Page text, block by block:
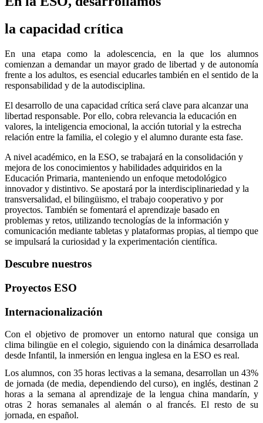
la capacidad crítica
En una etapa como la adolescencia, en la que los alumnos
comienzan a demandar un mayor grado de libertad y de autonomía
frente a los adultos, es esencial educarles también en el sentido de la
responsabilidad y de la autodisciplina.
El desarrollo de una capacidad crítica será clave para alcanzar una
libertad responsable. Por ello, cobra relevancia la educación en
valores, la inteligencia emocional, la acción tutorial y la estrecha
relación entre la familia, el colegio y el alumno durante esta fase.
A nivel académico, en la ESO, se trabajará en la consolidación y
mejora de los conocimientos y habilidades adquiridos en la
Educación Primaria, manteniendo un enfoque metodológico
innovador y distintivo. Se apostará por la interdisciplinariedad y la
transversalidad, el bilingüismo, el trabajo cooperativo y por
proyectos. También se fomentará el aprendizaje basado en
problemas y retos, utilizando tecnologías de la información y
comunicación mediante tabletas y plataformas propias, al tiempo que
se impulsará la curiosidad y la experimentación científica.
Descubre nuestros
Proyectos ESO
Internacionalización
Con el objetivo de promover un entorno natural que consiga un
clima bilingüe en el colegio, siguiendo con la dinámica desarrollada
desde Infantil, la inmersión en lengua inglesa en la ESO es real.
Los alumnos, con 35 horas lectivas a la semana, desarrollan un 43%
de jornada (de media, dependiendo del curso), en inglés, destinan 2
horas a la semana al aprendizaje de la lengua china mandarín, y
otras 2 horas semanales al alemán o al francés. El resto de su
jornada, en español.